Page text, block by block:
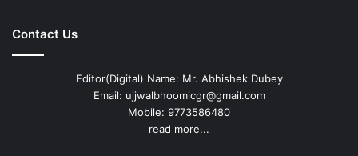
Contact Us
Editor(Digital) Name: Mr. Abhishek Dubey
Email: ujjwalbhoomicgr@gmail.com
Mobile: 9773586480
read more...